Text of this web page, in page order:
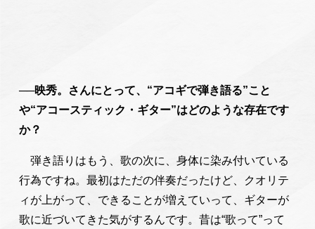
──映秀。さんにとって、“アコギで弾き語る”こと
や“アコースティック・ギター”はどのような存在です
か？
弾き語りはもう、歌の次に、身体に染み付いている
行為ですね。最初はただの伴奏だったけど、クオリテ
ィが上がって、できることが増えていって、ギターが
歌に近づいてきた気がするんです。昔は“歌って”って